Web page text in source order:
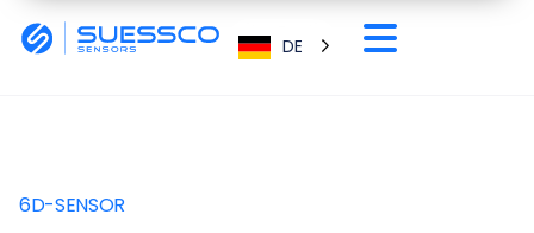
DE
6D-SENSOR